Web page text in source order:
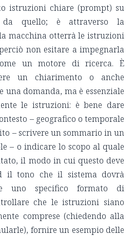
istruzioni chiare (prompt) su
quello; è attraverso la
macchina otterrà le istruzioni
non esitare a impegnarla
un motore di ricerca. È
un chiarimento o anche
domanda, ma è essenziale
le istruzioni: è bene dare
– geografico o temporale
– scrivere un sommario in un
– o indicare lo scopo al quale
il modo in cui questo deve
il tono che il sistema dovrà
uno specifico formato di
che le istruzioni siano
comprese (chiedendo alla
fornire un esempio delle